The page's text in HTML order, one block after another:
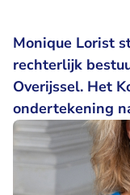
Monique Lorist
rechterlijk
Overijssel. Het
ondertekening